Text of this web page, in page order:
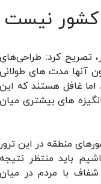
نیست
تصریح کرد: طراحی‌های
آنها مدت های طولانی
غافل هستند که این
های بیشتری میان
منطقه در این ترور
باید منتظر نتیجه
با مردم در میان